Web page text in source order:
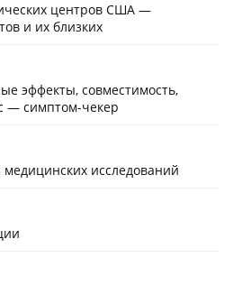
центров США —
и их близких
эффекты, совместимость,
— симптом-чекер
исследований